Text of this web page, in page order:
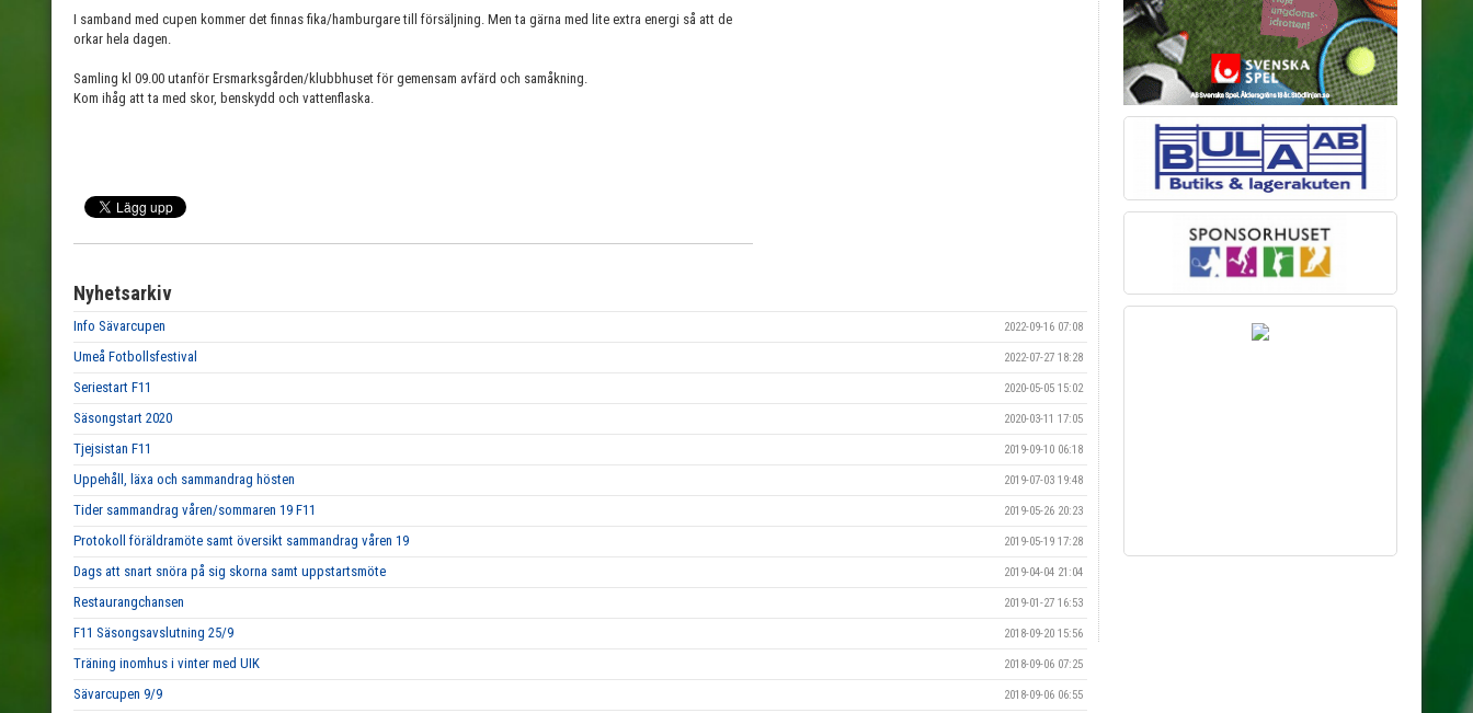
I samband med cupen kommer det finnas fika/hamburgare till försäljning. Men ta gärna med lite extra energi så att de
orkar hela dagen.
Samling kl 09.00 utanför Ersmarksgården/klubbhuset för gemensam avfärd och samåkning.
Kom ihåg att ta med skor, benskydd och vattenflaska.
Nyhetsarkiv
Info Sävarcupen 2022-09-16 07:08
Umeå Fotbollsfestival 2022-07-27 18:28
Seriestart F11 2020-05-05 15:02
Säsongstart 2020 2020-03-11 17:05
Tjejsistan F11 2019-09-10 06:18
Uppehåll, läxa och sammandrag hösten 2019-07-03 19:48
Tider sammandrag våren/sommaren 19 F11 2019-05-26 20:23
Protokoll föräldramöte samt översikt sammandrag våren 19 2019-05-19 17:28
Dags att snart snöra på sig skorna samt uppstartsmöte 2019-04-04 21:04
Restaurangchansen 2019-01-27 16:53
F11 Säsongsavslutning 25/9 2018-09-20 15:56
Träning inomhus i vinter med UIK 2018-09-06 07:25
Sävarcupen 9/9 2018-09-06 06:55